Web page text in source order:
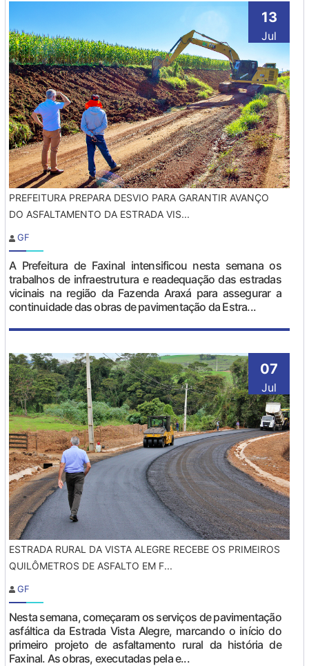
13
Jul
PREFEITURA PREPARA DESVIO PARA GARANTIR AVANÇO
DO ASFALTAMENTO DA ESTRADA VIS...
GF
A Prefeitura de Faxinal intensificou nesta semana os
trabalhos de infraestrutura e readequação das estradas
vicinais na região da Fazenda Araxá para assegurar a
continuidade das obras de pavimentação da Estra...
07
Jul
ESTRADA RURAL DA VISTA ALEGRE RECEBE OS PRIMEIROS
QUILÔMETROS DE ASFALTO EM F...
GF
Nesta semana, começaram os serviços de pavimentação
asfáltica da Estrada Vista Alegre, marcando o início do
primeiro projeto de asfaltamento rural da história de
Faxinal. As obras, executadas pela e...